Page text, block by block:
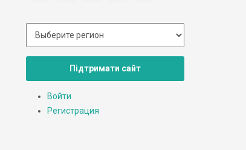
Підтримати сайт
Войти
Регистрация